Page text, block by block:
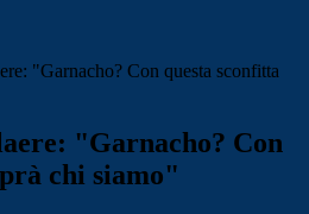
"Garnacho? Con questa sconfitta
"Garnacho? Con
chi siamo"